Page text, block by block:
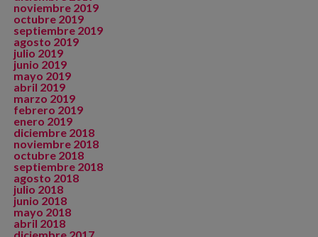
noviembre 2019
octubre 2019
septiembre 2019
agosto 2019
julio 2019
junio 2019
mayo 2019
abril 2019
marzo 2019
febrero 2019
enero 2019
diciembre 2018
noviembre 2018
octubre 2018
septiembre 2018
agosto 2018
julio 2018
junio 2018
mayo 2018
abril 2018